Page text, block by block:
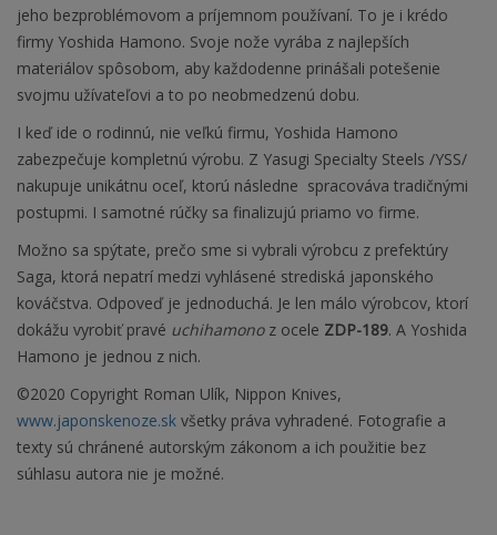
jeho bezproblémovom a príjemnom používaní. To je i krédo
firmy Yoshida Hamono. Svoje nože vyrába z najlepších
materiálov spôsobom, aby každodenne prinášali potešenie
svojmu užívateľovi a to po neobmedzenú dobu.
I keď ide o rodinnú, nie veľkú firmu, Yoshida Hamono
zabezpečuje kompletnú výrobu. Z Yasugi Specialty Steels /YSS/
nakupuje unikátnu oceľ, ktorú následne spracováva tradičnými
postupmi. I samotné rúčky sa finalizujú priamo vo firme.
Možno sa spýtate, prečo sme si vybrali výrobcu z prefektúry
Saga, ktorá nepatrí medzi vyhlásené strediská japonského
kováčstva. Odpoveď je jednoduchá. Je len málo výrobcov, ktorí
dokážu vyrobiť pravé uchihamonoz ocele ZDP-189. A Yoshida
Hamono je jednou z nich.
©2020 Copyright Roman Ulík, Nippon Knives,
www.japonskenoze.sk všetky práva vyhradené. Fotografie a
texty sú chránené autorským zákonom a ich použitie bez
súhlasu autora nie je možné.